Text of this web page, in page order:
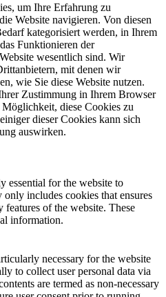
um Ihre Erfahrung zu
Website navigieren. Von diesen
kategorisiert werden, in Ihrem
Funktionieren der
wesentlich sind. Wir
mit denen wir
wie Sie diese Website nutzen.
Zustimmung in Ihrem Browser
Möglichkeit, diese Cookies zu
dieser Cookies kann sich
auswirken.
essential for the website to
includes cookies that ensures
of the website. These
information.
necessary for the website
to collect user personal data via
are termed as non-necessary